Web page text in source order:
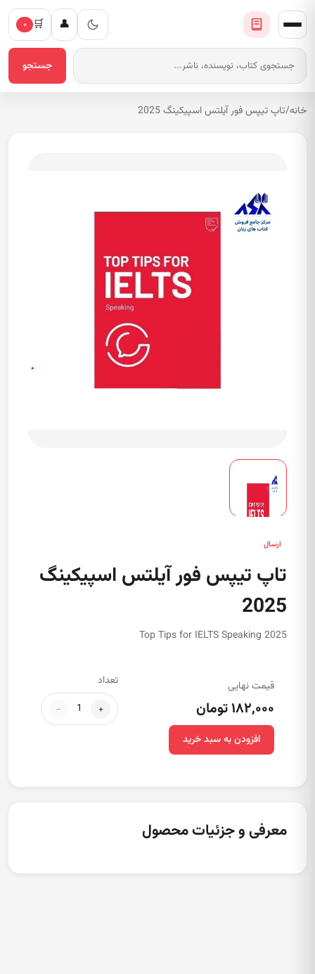
جستجو
👤
🛒 ۰
خانه/تاپ تیپس فور آیلتس اسپیکینگ 2025
ارسال
تاپ تیپس فور آیلتس اسپیکینگ
2025
Top Tips for IELTS Speaking 2025
قیمت نهایی
۱۸۲,۰۰۰ تومان
تعداد
+
-
افزودن به سبد خرید
معرفی و جزئیات محصول